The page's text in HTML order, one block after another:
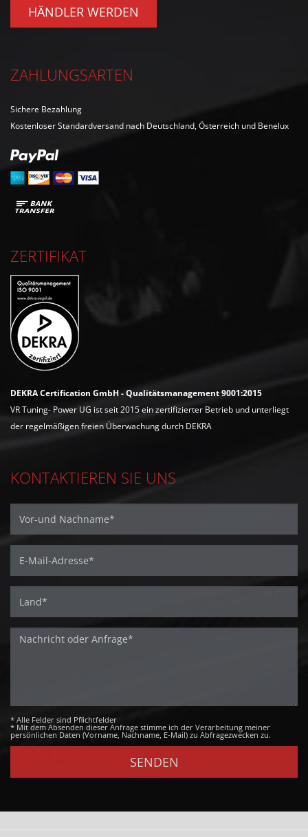
HÄNDLER WERDEN
ZAHLUNGSARTEN
Sichere Bezahlung
Kostenloser Standardversand nach Deutschland, Österreich und Benelux
ZERTIFIKAT
DEKRA Certification GmbH - Qualitätsmanagement 9001:2015
VR Tuning- Power UG ist seit 2015 ein zertifizierter Betrieb und unterliegt
der regelmäßigen freien Überwachung durch DEKRA
KONTAKTIEREN SIE UNS
* Alle Felder sind Pflichtfelder
* Mit dem Absenden dieser Anfrage stimme ich der Verarbeitung meiner
persönlichen Daten (Vorname, Nachname, E-Mail) zu Abfragezwecken zu.